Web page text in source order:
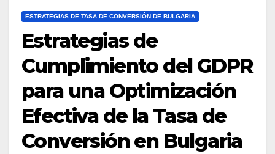
ESTRATEGIAS DE TASA DE CONVERSIÓN DE BULGARIA
Estrategias de
Cumplimiento del GDPR
para una Optimización
Efectiva de la Tasa de
Conversión en Bulgaria